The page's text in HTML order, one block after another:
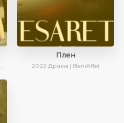
Плен
2022 Драма | BeniAffet